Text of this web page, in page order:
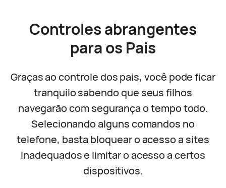
Controles abrangentes
para os Pais
Graças ao controle dos pais, você pode ficar
tranquilo sabendo que seus filhos
navegarão com segurança o tempo todo.
Selecionando alguns comandos no
telefone, basta bloquear o acesso a sites
inadequados e limitar o acesso a certos
dispositivos.